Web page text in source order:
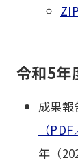
令和5年
成果報
（
年（